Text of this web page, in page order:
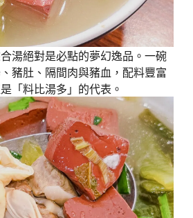
湯絕對是必點的夢幻逸品。一碗
豬肚、隔間肉與豬血，配料豐富
「料比湯多」的代表。